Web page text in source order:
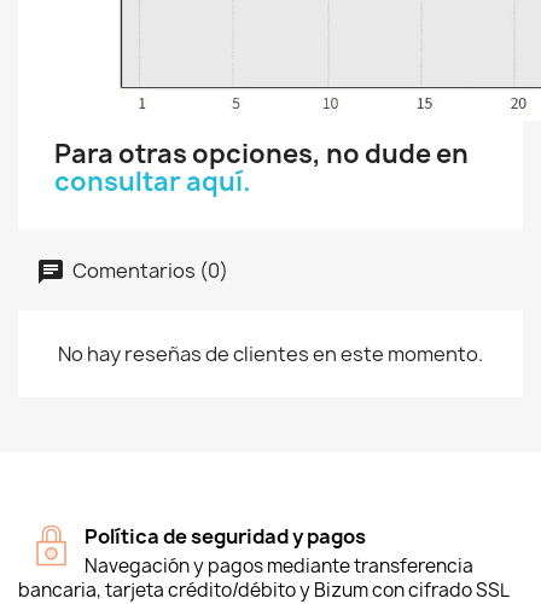
Para otras opciones, no dude en
consultar aquí.
Comentarios (0)
No hay reseñas de clientes en este momento.
Política de seguridad y pagos
Navegación y pagos mediante transferencia
bancaria, tarjeta crédito/débito y Bizum con cifrado SSL